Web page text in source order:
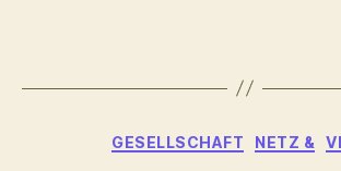
Kategorien
GESELLSCHAFT NETZ &